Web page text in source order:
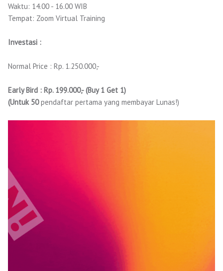
Waktu: 14.00 - 16.00 WIB
Tempat: Zoom Virtual Training
Investasi :
Normal Price : Rp. 1.250.000,-
Early Bird : Rp. 199.000,- (Buy 1 Get 1)
(Untuk 50pendaftar pertama yang membayar Lunas!)